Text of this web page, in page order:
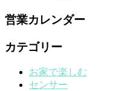
営業カレンダー
カテゴリー
お家で楽しむ
センサー